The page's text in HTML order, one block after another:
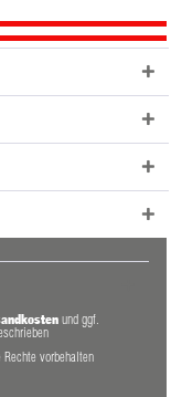
und ggf.
vorbehalten